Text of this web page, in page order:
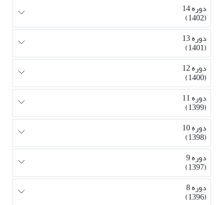
دوره 14
(1402)
دوره 13
(1401)
دوره 12
(1400)
دوره 11
(1399)
دوره 10
(1398)
دوره 9
(1397)
دوره 8
(1396)